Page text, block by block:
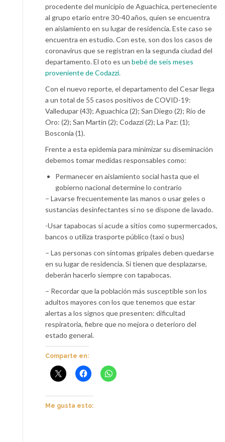
procedente del municipio de Aguachica, perteneciente
al grupo etario entre 30-40 años, quien se encuentra
en aislamiento en su lugar de residencia. Este caso se
encuentra en estudio. Con este, son dos los casos de
coronavirus que se registran en la segunda ciudad del
departamento. El oto es un bebé de seis meses
proveniente de Codazzi.
Con el nuevo reporte, el departamento del Cesar llega
a un total de 55 casos positivos de COVID-19:
Valledupar (43); Aguachica (2); San Diego (2); Río de
Oro: (2); San Martín (2); Codazzi (2); La Paz: (1);
Bosconia (1).
Frente a esta epidemia para minimizar su diseminación
debemos tomar medidas responsables como:
Permanecer en aislamiento social hasta que el
gobierno nacional determine lo contrario
− Lavarse frecuentemente las manos o usar geles o
sustancias desinfectantes si no se dispone de lavado.
-Usar tapabocas si acude a sitios como supermercados,
bancos o utiliza trasporte público (taxi o bus)
− Las personas con síntomas gripales deben quedarse
en su lugar de residencia. Si tienen que desplazarse,
deberán hacerlo siempre con tapabocas.
− Recordar que la población más susceptible son los
adultos mayores con los que tenemos que estar
alertas a los signos que presenten: dificultad
respiratoria, fiebre que no mejora o deterioro del
estado general.
Comparte en:
Me gusta esto: